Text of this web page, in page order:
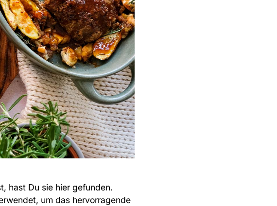
hast Du sie hier gefunden.
um das hervorragende